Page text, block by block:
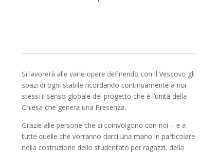
Si lavorerà alle varie opere definendo con il Vescovo gli
spazi di ogni stabile ricordando continuamente a noi
stessi il senso globale del progetto che è l’unità della
Chiesa che genera una Presenza.
Grazie alle persone che si coinvolgono con noi – e a
tutte quelle che vorranno darci una mano in particolare
nella costruzione dello studentato per ragazzi, della